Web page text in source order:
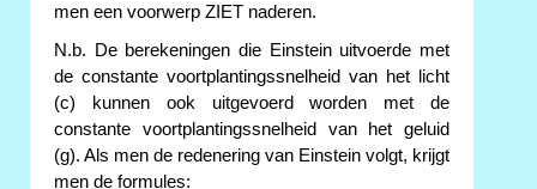
men een voorwerp ZIET naderen.
N.b. De berekeningen die Einstein uitvoerde met
de constante voortplantingssnelheid van het licht
(c) kunnen ook uitgevoerd worden met de
constante voortplantingssnelheid van het geluid
(g). Als men de redenering van Einstein volgt, krijgt
men de formules: